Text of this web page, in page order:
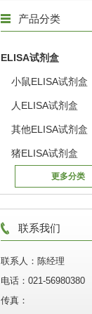
产品分类
ELISA试剂盒
小鼠ELISA试剂盒
人ELISA试剂盒
其他ELISA试剂盒
猪ELISA试剂盒
更多分类
联系我们
联系人：陈经理
电话：021-56980380
传真：